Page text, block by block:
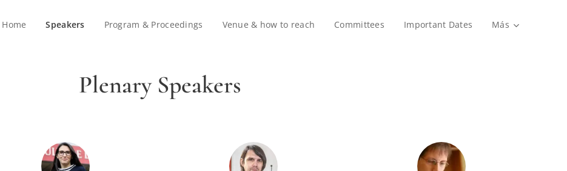
Home Speakers Program & Proceedings Venue & how to reach Committees Important Dates Más
Plenary Speakers